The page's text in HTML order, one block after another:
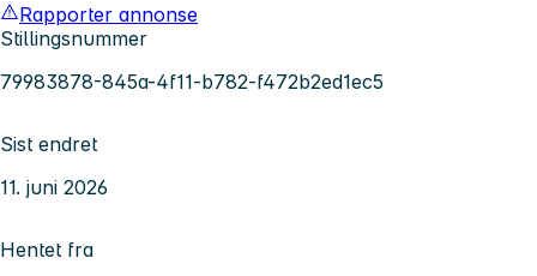
Rapporter annonse
Stillingsnummer
79983878-845a-4f11-b782-f472b2ed1ec5
Sist endret
11. juni 2026
Hentet fra